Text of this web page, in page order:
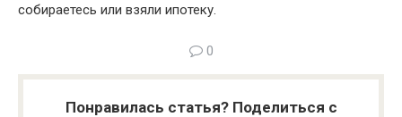
собираетесь или взяли ипотеку.
0
Понравилась статья? Поделиться с